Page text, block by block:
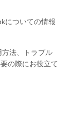
についての情報
法、トラブル
の際にお役立て